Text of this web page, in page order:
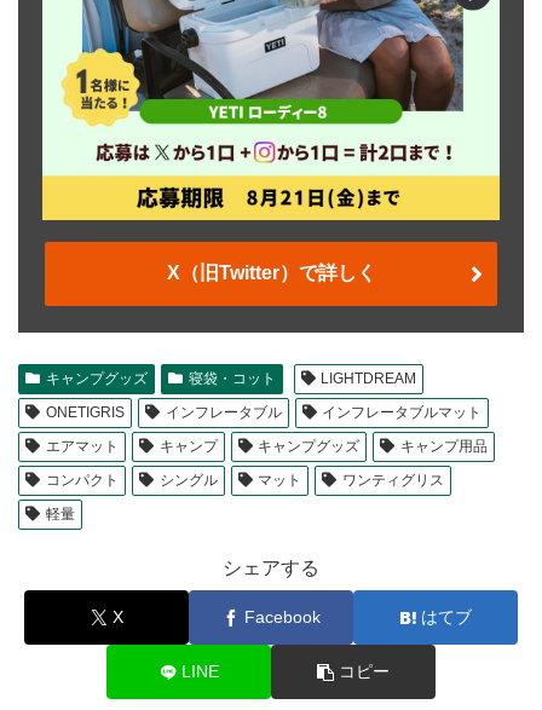
X（旧Twitter）で詳しく
キャンプグッズ 寝袋・コット
LIGHTDREAM
ONETIGRIS
インフレータブル
インフレータブルマット
エアマット
キャンプ キャンプグッズ
キャンプ用品
コンパクト
シングル マット
ワンティグリス
軽量
シェアする
X Facebook はてブ
LINE コピー